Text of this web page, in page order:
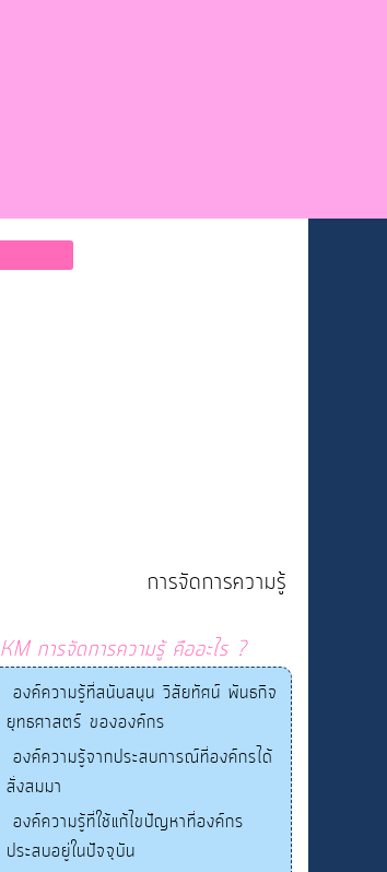
การจัดการความรู้
KM การจัดการความรู้ คืออะไร ?
องค์ความรู้ที่สนับสนุน วิสัยทัศน์ พันธกิจ
ยุทธศาสตร์ ขององค์กร
องค์ความรู้จากประสบการณ์ที่องค์กรได้
สั่งสมมา
องค์ความรู้ที่ใช้แก้ไขปัญหาที่องค์กร
ประสบอยู่ในปัจจุบัน